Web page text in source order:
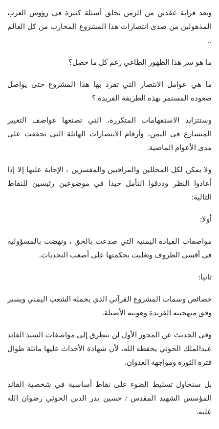
وبعد قرابة عقدين من الزمن تحلق أسئلة كثيرة في رؤوس العرب
المذهولين من صدى انتصارات هذا المشروع المحارب من كل العالم
..
ما هو سر هذا الظهور الطاغي رغم كل ما حصل؟
ما هي عوامل الانتصار التي تفرد بها هذا المشروع حتى يواصل
صعوده المستمر بهذه الطريقة الفريدة ؟
وستتزايد الاستفهامات المتكررة، التي تصنعها عواصف التغيير
المتسارع في اليمن، وأرقام الانتصارات الهائلة التي تحققت على
مدى الأعوام الماضية.
ولا يمكن لكل المحللين والمراقبين والمفسرين ، الإجابة عليها إلا إذا
أعادوا النظر وددقوا التأمل جيدا في موضوعين رئيسين للنقاط
التالية:
أولا:
مواصفات القيادة اليمنية التي صدعت بالحق ، ونهضت بالمسؤولية
في أقسى الظروف وتغلبت بحكمتها على أصعب التحديات.
ثانيا:
خصائص وسمات المشروع القرآني الذي يحمله الشعب اليمني ويسير
وفق منهجيته الفريدة وهويته الأصيلة.
وفي الحديث عن المحور الأول لن نتطرق إلى مواصفات السيد القائد
عبدالملك الحوثي يحفظه الله، لأن شهادة الأحداث عليها ماثلة طوال
فترة الثورة ومواجهة العدوان.
بل سنحاول تسليط الضوء على نقاط أساسية في شخصية القائد
المؤسس الشهيد المقدس / حسين بدر الدين الحوثي رضوان الله
عليه.